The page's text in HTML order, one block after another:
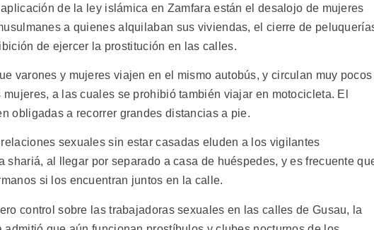
de la ley islámica en Zamfara están el desalojo de mujeres
a quienes alquilaban sus viviendas, el cierre de
de ejercer la prostitución en las calles.
varones y mujeres viajen en el mismo autobús, y circulan muy pocos
a las cuales se prohibió también viajar en motocicleta. El
obligadas a recorrer grandes distancias a pie.
sexuales sin estar casadas eluden a los vigilantes
shariá, al llegar por separado a casa de huéspedes, y es frecuente
si los encuentran juntos en la calle.
control sobre las trabajadoras sexuales en las calles de Gusau, la